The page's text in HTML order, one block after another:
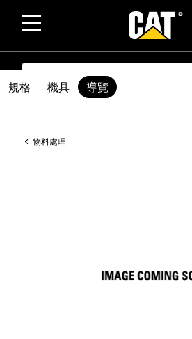
SEARCH
物料處理
規格 機具 導覽